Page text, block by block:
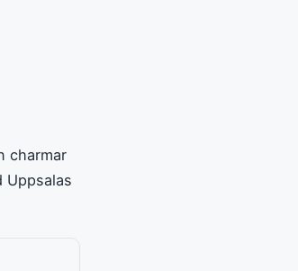
charmar
Uppsalas